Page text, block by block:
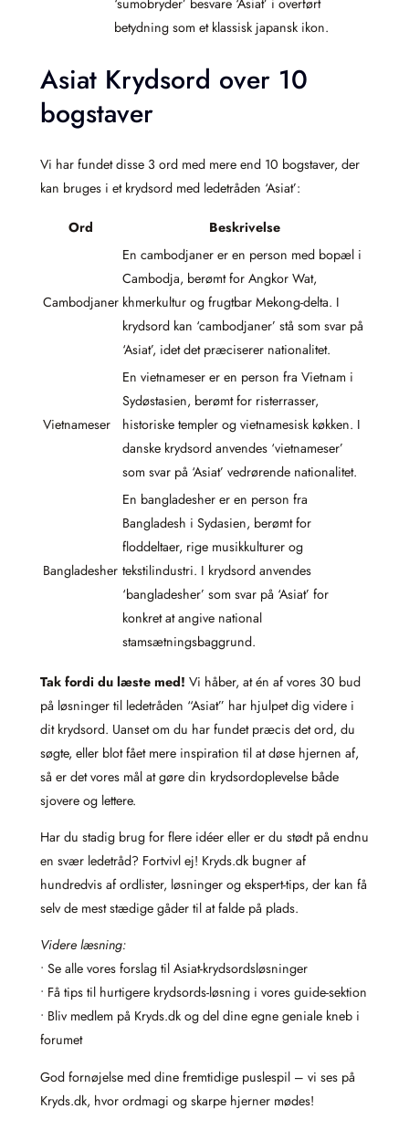
betydning som et klassisk japansk ikon.
Asiat Krydsord over 10
bogstaver
Vi har fundet disse 3 ord med mere end 10 bogstaver, der
kan bruges i et krydsord med ledetråden ‘Asiat’:
Ord Beskrivelse
Cambodjaner
En cambodjaner er en person med bopæl i
Cambodja, berømt for Angkor Wat,
khmerkultur og frugtbar Mekong-delta. I
krydsord kan ‘cambodjaner’ stå som svar på
‘Asiat’, idet det præciserer nationalitet.
Vietnameser
En vietnameser er en person fra Vietnam i
Sydøstasien, berømt for ris­terrasser,
historiske templer og vietnamesisk køkken. I
danske krydsord anvendes ‘vietnameser’
som svar på ‘Asiat’ vedrørende nationalitet.
Bangladesher
En bangladesher er en person fra
Bangladesh i Sydasien, berømt for
floddeltaer, rige musikkulturer og
tekstilindustri. I krydsord anvendes
‘bangladesher’ som svar på ‘Asiat’ for
konkret at angive national
stamsætningsbaggrund.
Tak fordi du læste med! Vi håber, at én af vores 30 bud
på løsninger til ledetråden “Asiat” har hjulpet dig videre i
dit krydsord. Uanset om du har fundet præcis det ord, du
søgte, eller blot fået mere inspiration til at døse hjernen af,
så er det vores mål at gøre din krydsordoplevelse både
sjovere og lettere.
Har du stadig brug for flere idéer eller er du stødt på endnu
en svær ledetråd? Fortvivl ej! Kryds.dk bugner af
hundredvis af ordlister, løsninger og ekspert-tips, der kan få
selv de mest stædige gåder til at falde på plads.
Videre læsning:
• Se alle vores forslag til Asiat-krydsordsløsninger
• Få tips til hurtigere krydsords-løsning i vores guide-sektion
• Bliv medlem på Kryds.dk og del dine egne geniale kneb i
forumet
God fornøjelse med dine fremtidige puslespil – vi ses på
Kryds.dk, hvor ordmagi og skarpe hjerner mødes!